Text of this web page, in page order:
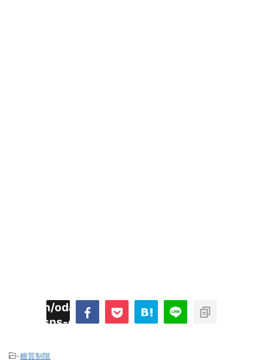
odaiji.com/public_html/blog/wp-
sns-count-cache/sns-count-
-糖質制限